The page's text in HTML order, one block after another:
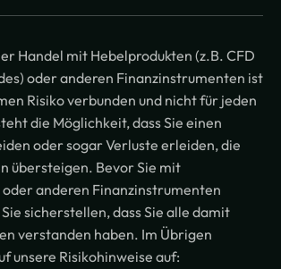
Handel mit Hebelprodukten (z.B. CFD
oder anderen Finanzinstrumenten ist
Risiko verbunden und nicht für jeden
die Möglichkeit, dass Sie einen
oder sogar Verluste erleiden, die
übersteigen. Bevor Sie mit
anderen Finanzinstrumenten
sicherstellen, dass Sie alle damit
verstanden haben. Im Übrigen
unsere Risikohinweise auf: